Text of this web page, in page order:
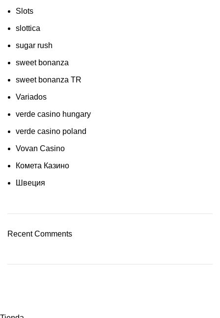
Slots
slottica
sugar rush
sweet bonanza
sweet bonanza TR
Variados
verde casino hungary
verde casino poland
Vovan Casino
Комета Казино
Швеция
Recent Comments